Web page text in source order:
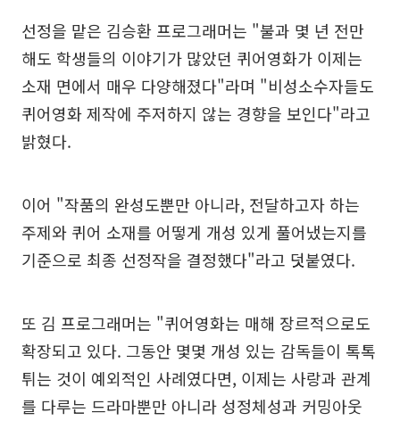
선정을 맡은 김승환 프로그래머는 "불과 몇 년 전만
해도 학생들의 이야기가 많았던 퀴어영화가 이제는
소재 면에서 매우 다양해졌다"라며 "비성소수자들도
퀴어영화 제작에 주저하지 않는 경향을 보인다"라고
밝혔다.
이어 "작품의 완성도뿐만 아니라, 전달하고자 하는
주제와 퀴어 소재를 어떻게 개성 있게 풀어냈는지를
기준으로 최종 선정작을 결정했다"라고 덧붙였다.
또 김 프로그래머는 "퀴어영화는 매해 장르적으로도
확장되고 있다. 그동안 몇몇 개성 있는 감독들이 톡톡
튀는 것이 예외적인 사례였다면, 이제는 사랑과 관계
를 다루는 드라마뿐만 아니라 성정체성과 커밍아웃